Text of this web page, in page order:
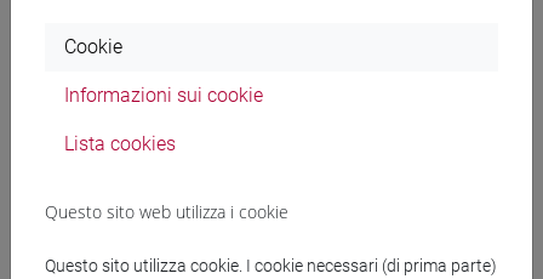
Docenti
HINTERHUBER Andreas
Materiali su Moodle
Cookie
Informazioni sui cookie
Lista cookies
Questo sito web utilizza i cookie
Questo sito utilizza cookie. I cookie necessari (di prima parte)